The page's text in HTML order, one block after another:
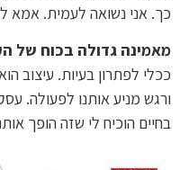
כך. אני נשואה לעמית. אמא
מאמינה גדולה בכוח של
ככלי לפתרון בעיות. עיצוב
ורגש מניע אותנו לפעולה.
בחיים הוכיח לי שזה הופך